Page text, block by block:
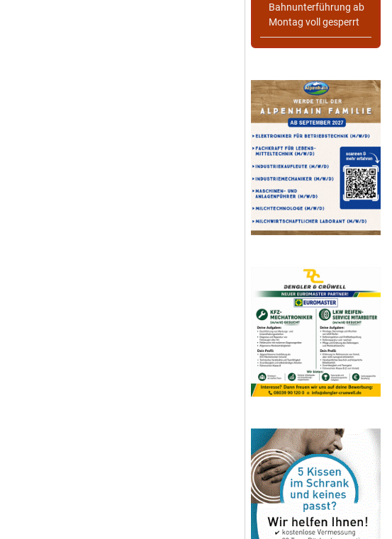
Bahnunterführung ab
Montag voll gesperrt